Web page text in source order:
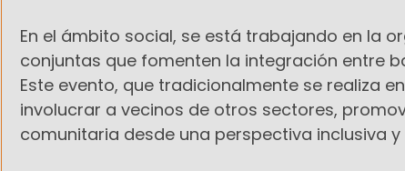
En el ámbito social, se está trabajando en la
conjuntas que fomenten la integración entre
Este evento, que tradicionalmente se realiza
involucrar a vecinos de otros sectores,
comunitaria desde una perspectiva inclusiva